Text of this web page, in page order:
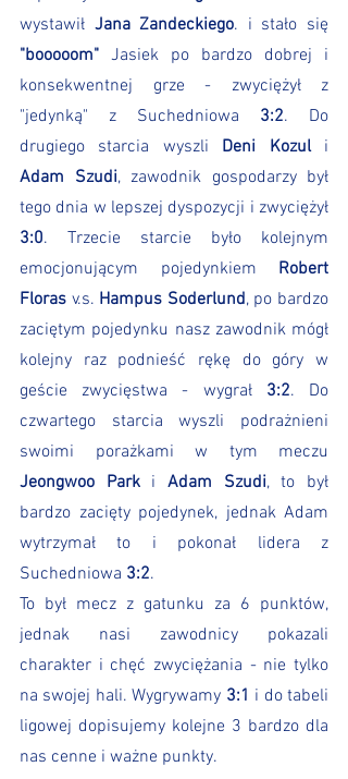
wystawił Jana Zandeckiego
"booooom" Jasiek po bardzo dobrej i
konsekwentnej grze - zwyciężył z
"jedynką" z Suchedniowa 3:2. Do
drugiego starcia wyszli Deni Kozul
Adam Szudi, zawodnik gospodarzy był
3:0. Trzecie starcie było kolejnym
emocjonującym pojedynkiem Robert
Floras v.s. Hampus Soderlund, po bardzo
zaciętym pojedynku nasz zawodnik mógł
kolejny raz podnieść rękę do góry w
geście zwycięstwa - wygrał 3:2. Do
czwartego starcia wyszli podrażnieni
Jeongwoo Park i Adam Szudi, to był
bardzo zacięty pojedynek, jednak Adam
wytrzymał to i pokonał lidera z
Suchedniowa 3:2.
To był mecz z gatunku za 6 punktów,
jednak nasi zawodnicy pokazali
charakter i chęć zwyciężania - nie tylko
na swojej hali. Wygrywamy 3:1 i do tabeli
ligowej dopisujemy kolejne 3 bardzo dla
nas cenne i ważne punkty.